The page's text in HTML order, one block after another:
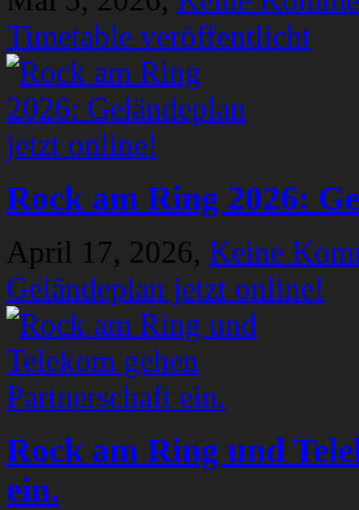
Timetable veröffentlicht
Rock am Ring 2026:
April 17, 2026, Keine
Geländeplan jetzt online!
Rock am Ring und
ein.